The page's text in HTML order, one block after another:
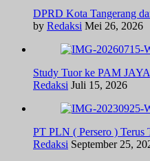
DPRD Kota Tangerang
by Redaksi Mei 26, 2026
Study Tuor ke PAM
Redaksi Juli 15, 2026
PT PLN ( Persero )
Redaksi September 25,